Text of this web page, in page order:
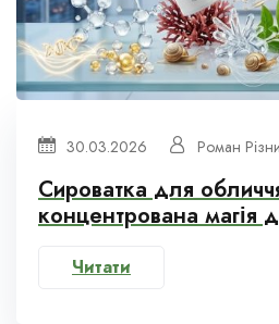
30.03.2026 Роман
Сироватка для
концентрована магія
Читати